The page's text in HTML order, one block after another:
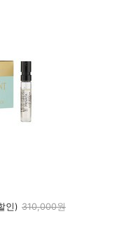
인) 310,000원